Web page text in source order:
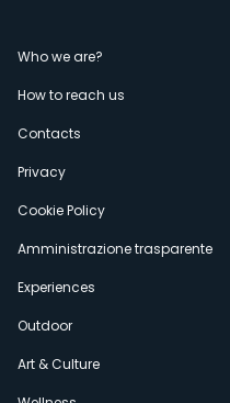
Menù
secondario
Who we are?
How to reach us
Contacts
Privacy
Cookie Policy
Amministrazione trasparente
Experiences
Outdoor
Art & Culture